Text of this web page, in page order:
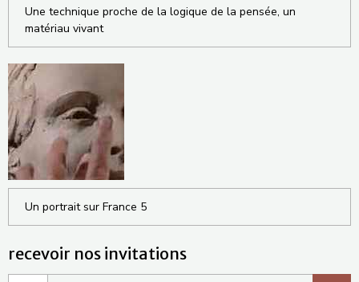
Une technique proche de la logique de la pensée, un
matériau vivant
Un portrait sur France 5
recevoir nos invitations